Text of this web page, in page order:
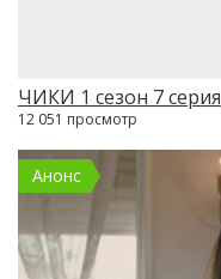
ЧИКИ 1 сезон 7 серия
12 051 просмотр
Анонс